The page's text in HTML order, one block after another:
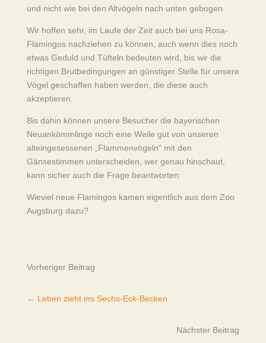
und nicht wie bei den Altvögeln nach unten gebogen.
Wir hoffen sehr, im Laufe der Zeit auch bei uns Rosa-
Flamingos nachziehen zu können, auch wenn dies noch
etwas Geduld und Tüfteln bedeuten wird, bis wir die
richtigen Brutbedingungen an günstiger Stelle für unsere
Vögel geschaffen haben werden, die diese auch
akzeptieren.
Bis dahin können unsere Besucher die bayerischen
Neuankömmlinge noch eine Weile gut von unseren
alteingesessenen „Flammenvögeln“ mit den
Gänsestimmen unterscheiden, wer genau hinschaut,
kann sicher auch die Frage beantworten:
Wieviel neue Flamingos kamen eigentlich aus dem Zoo
Augsburg dazu?
Vorheriger Beitrag
← Leben zieht ins Sechs-Eck-Becken
Nächster Beitrag